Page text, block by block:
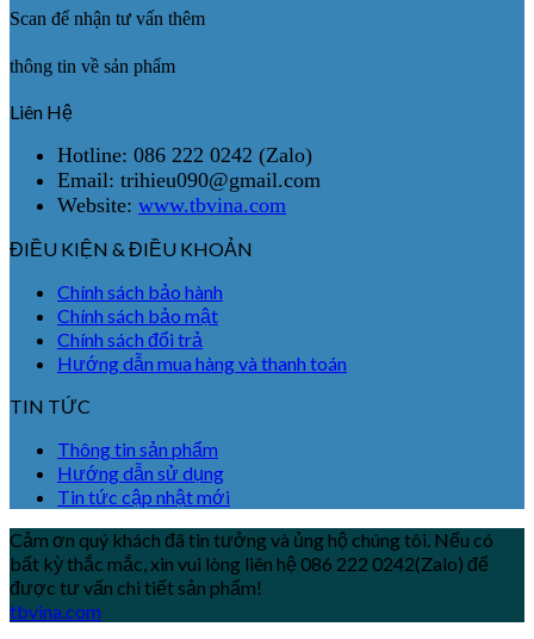
Scan để nhận tư vấn thêm
thông tin về sản phẩm
Liên Hệ
Hotline: 086 222 0242 (Zalo)
Email: trihieu090@gmail.com
Website: www.tbvina.com
ĐIỀU KIỆN & ĐIỀU KHOẢN
Chính sách bảo hành
Chính sách bảo mật
Chính sách đổi trả
Hướng dẫn mua hàng và thanh toán
TIN TỨC
Thông tin sản phẩm
Hướng dẫn sử dụng
Tin tức cập nhật mới
Cảm ơn quý khách đã tin tưởng và ủng hộ chúng tôi. Nếu có
bất kỳ thắc mắc, xin vui lòng liên hệ 086 222 0242(Zalo) để
được tư vấn chi tiết sản phẩm!
tbvina.com